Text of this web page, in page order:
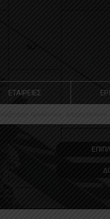
ΕΤΑΙΡΕΙΕΣ